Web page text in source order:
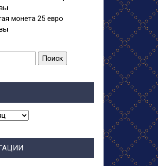
монета 25 евро